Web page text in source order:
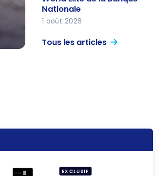
World Elite de la Banque
Nationale
Nationale
1 août 2026
Tous les articles
EXCLUSIF